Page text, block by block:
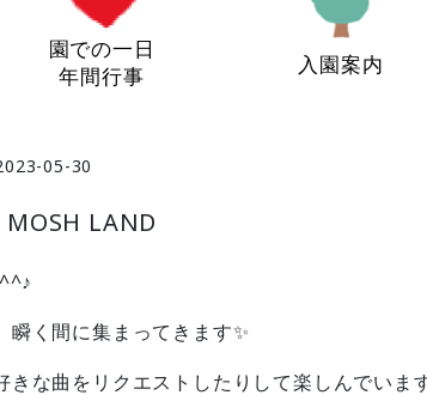
園での一日
年間行事
入園案内
05-30
LAND
瞬く間に集まってきます✨
きな曲をリクエストしたりして楽しんでい